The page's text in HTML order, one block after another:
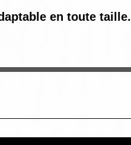
en toute taille.